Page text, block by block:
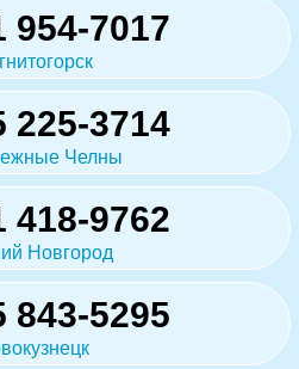
954-7017
225-3714
Челны
418-9762
Новгород
843-5295